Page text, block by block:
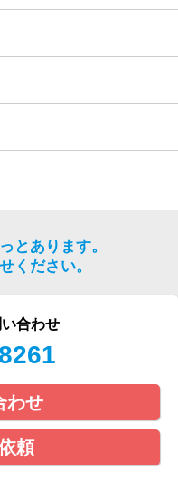
とあります。
ください。
合わせ
わせ
頼